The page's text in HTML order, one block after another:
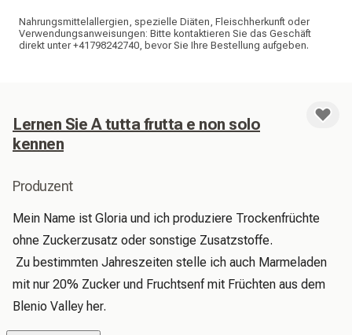
Nahrungsmittelallergien, spezielle Diäten, Fleischherkunft oder
Verwendungsanweisungen: Bitte kontaktieren Sie das Geschäft
direkt unter +41798242740, bevor Sie Ihre Bestellung aufgeben.
Lernen Sie A tutta frutta e non solo
kennen
Produzent
Mein Name ist Gloria und ich produziere Trockenfrüchte
ohne Zuckerzusatz oder sonstige Zusatzstoffe.
Zu bestimmten Jahreszeiten stelle ich auch Marmeladen
mit nur 20% Zucker und Fruchtsenf mit Früchten aus dem